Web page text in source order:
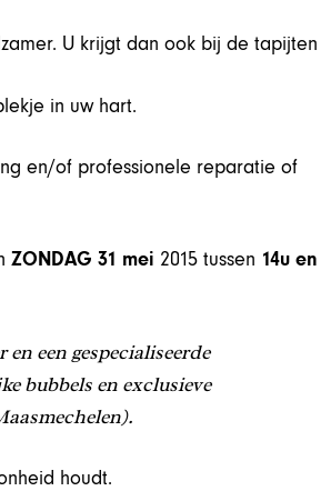
U krijgt dan ook bij de tapijten
in uw hart.
en/of professionele reparatie of
ZONDAG 31 mei 2015 tussen 14u en
een gespecialiseerde
bubbels en exclusieve
houdt.